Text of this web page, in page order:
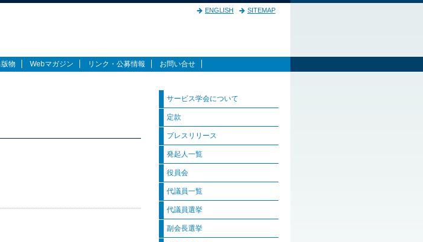
ENGLISH SITEMAP
物 Webマガジン リンク・公募情報 お問い合せ
サービス学会について
定款
プレスリリース
発起人一覧
役員会
代議員一覧
代議員選挙
副会長選挙